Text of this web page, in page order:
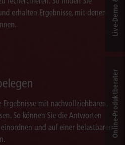
erhalten Ergebnisse, mit denen
mit nachvollziehbaren,
So können Sie die Antworten
und auf einer belastbarenOnline-Produkt­berater